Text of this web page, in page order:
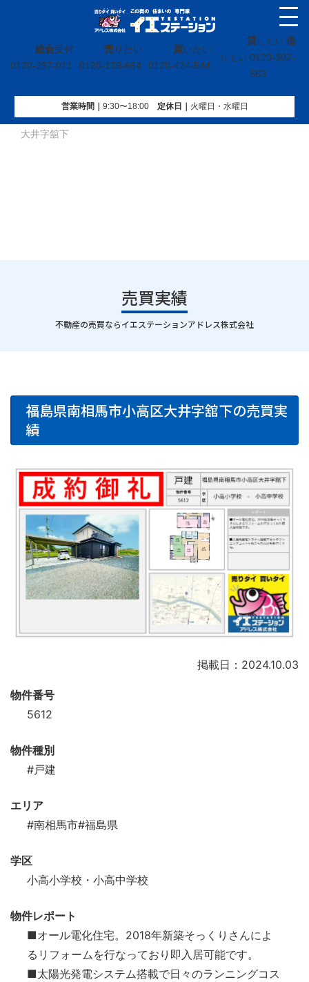
総合受付
0120-297-011
売りたい
0120-139-664
買いたい
0120-424-544
貸し たい 借
り たい 0120-302-
563
営業時間｜ 9:30〜18:00定休⽇｜ 火曜⽇・水曜⽇
イエステーション»売買実績»戸建»福島県南相馬市小高区
大井字舘下
売買実績
｜
不動産の売買ならイエステーションアドレス株式会社
福島県南相馬市小高区大井字舘下の売買実
績
掲載日：2024.10.03
物件番号
5612
物件種別
#戸建
エリア
#南相馬市#福島県
学区
小高小学校・小高中学校
物件レポート
■オール電化住宅。2018年新築そっくりさんによ
るリフォームを行なっており即入居可能です。
■太陽光発電システム搭載で日々のランニングコス